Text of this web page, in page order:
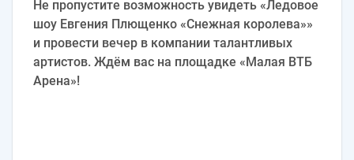
Не пропустите возможность увидеть «Ледовое
шоу Евгения Плющенко «Снежная королева»»
и провести вечер в компании талантливых
артистов. Ждём вас на площадке «Малая ВТБ
Арена»!